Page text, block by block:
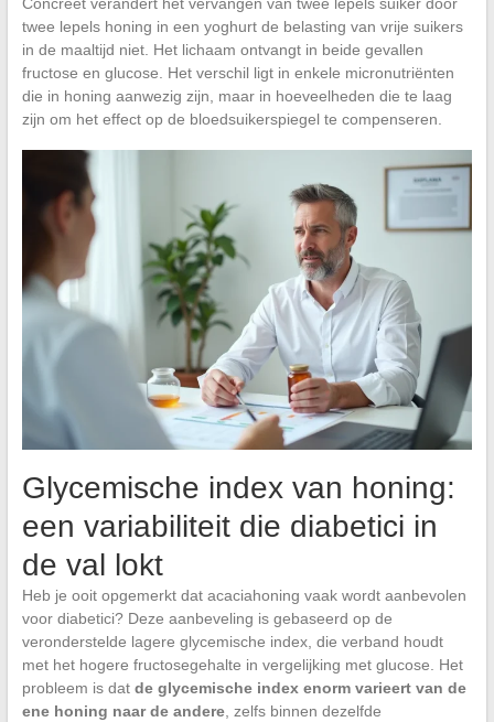
twee lepels honing in een yoghurt de belasting van vrije suikers
in de maaltijd niet. Het lichaam ontvangt in beide gevallen
fructose en glucose. Het verschil ligt in enkele micronutriënten
die in honing aanwezig zijn, maar in hoeveelheden die te laag
zijn om het effect op de bloedsuikerspiegel te compenseren.
Glycemische index van honing:
een variabiliteit die diabetici in
de val lokt
Heb je ooit opgemerkt dat acaciahoning vaak wordt aanbevolen
voor diabetici? Deze aanbeveling is gebaseerd op de
veronderstelde lagere glycemische index, die verband houdt
met het hogere fructosegehalte in vergelijking met glucose. Het
probleem is dat de glycemische index enorm varieert van de
ene honing naar de andere, zelfs binnen dezelfde